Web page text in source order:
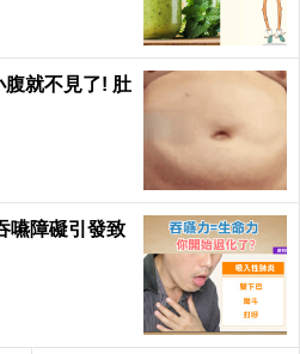
腹就不見了! 肚
嚥障礙引發致